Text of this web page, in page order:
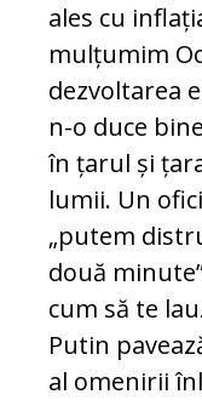
ales cu
mulțumim
dezvoltarea
n-o duce
în țarul și
lumii. Un
„putem
două
cum să te
Putin
al omenirii